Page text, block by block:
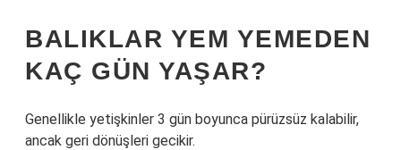
BALIKLAR YEM YEMEDEN
KAÇ GÜN YAŞAR?
Genellikle yetişkinler 3 gün boyunca pürüzsüz kalabilir,
ancak geri dönüşleri gecikir.